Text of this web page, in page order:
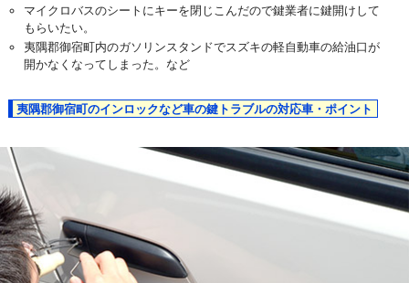
マイクロバスのシートにキーを閉じこんだので鍵業者に鍵開けして
もらいたい。
夷隅郡御宿町内のガソリンスタンドでスズキの軽自動車の給油口が
開かなくなってしまった。など
夷隅郡御宿町のインロックなど車の鍵トラブルの対応車・ポイント